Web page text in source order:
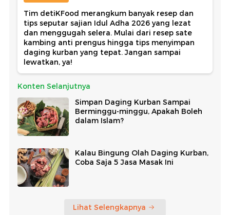
Tim detiKFood merangkum banyak resep dan
tips seputar sajian Idul Adha 2026 yang lezat
dan menggugah selera. Mulai dari resep sate
kambing anti prengus hingga tips menyimpan
daging kurban yang tepat. Jangan sampai
lewatkan, ya!
Konten Selanjutnya
Simpan Daging Kurban Sampai
Berminggu-minggu, Apakah Boleh
dalam Islam?
Kalau Bingung Olah Daging Kurban,
Coba Saja 5 Jasa Masak Ini
Lihat Selengkapnya